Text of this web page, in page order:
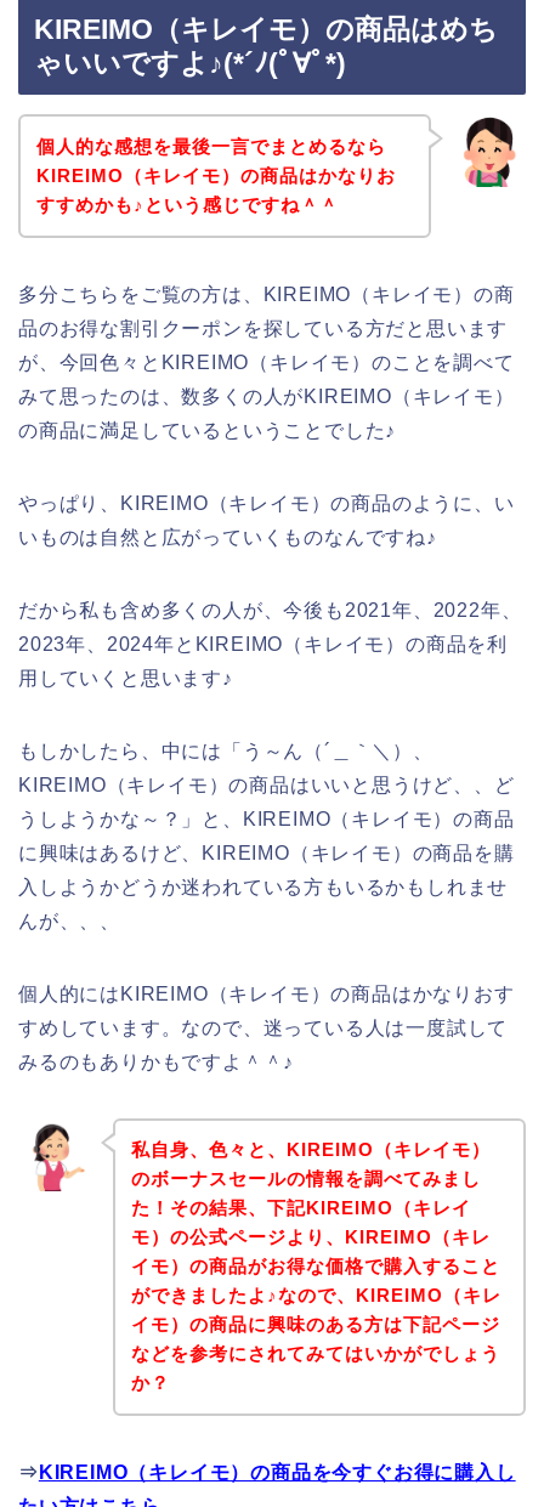
KIREIMO（キレイモ）の商品はめち
ゃいいですよ♪(*´ﾉ(ﾟ∀ﾟ*)
個人的な感想を最後一言でまとめるなら
KIREIMO（キレイモ）の商品はかなりお
すすめかも♪という感じですね＾＾
多分こちらをご覧の方は、KIREIMO（キレイモ）の商
品のお得な割引クーポンを探している方だと思います
が、今回色々とKIREIMO（キレイモ）のことを調べて
みて思ったのは、数多くの人がKIREIMO（キレイモ）
の商品に満足しているということでした♪
やっぱり、KIREIMO（キレイモ）の商品のように、い
いものは自然と広がっていくものなんですね♪
だから私も含め多くの人が、今後も2021年、2022年、
2023年、2024年とKIREIMO（キレイモ）の商品を利
用していくと思います♪
もしかしたら、中には「う～ん（´＿｀＼）、
KIREIMO（キレイモ）の商品はいいと思うけど、、ど
うしようかな～？」と、KIREIMO（キレイモ）の商品
に興味はあるけど、KIREIMO（キレイモ）の商品を購
入しようかどうか迷われている方もいるかもしれませ
んが、、、
個人的にはKIREIMO（キレイモ）の商品はかなりおす
すめしています。なので、迷っている人は一度試して
みるのもありかもですよ＾＾♪
私自身、色々と、KIREIMO（キレイモ）
のボーナスセールの情報を調べてみまし
た！その結果、下記KIREIMO（キレイ
モ）の公式ページより、KIREIMO（キレ
イモ）の商品がお得な価格で購入すること
ができましたよ♪なので、KIREIMO（キレ
イモ）の商品に興味のある方は下記ページ
などを参考にされてみてはいかがでしょう
か？
⇒ KIREIMO（キレイモ）の商品を今すぐお得に購入し